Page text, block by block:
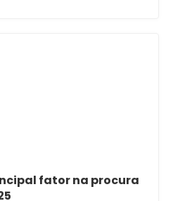
fator na procura